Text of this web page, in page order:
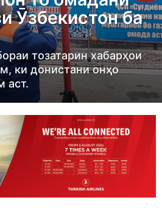
Ӯзбекистон ба
тозатарин хабарҳои
ки донистани онҳо
аст.